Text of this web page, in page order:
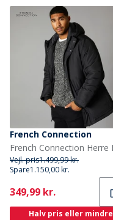
French Connection
Vejl. pris1.499,99 kr.
Spare1.150,00 kr.
Current
349,99 kr.
Halv pris eller mindre